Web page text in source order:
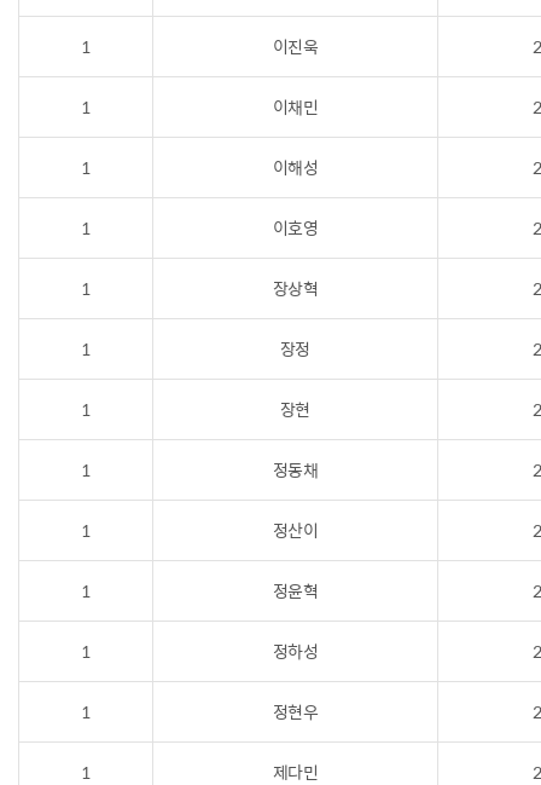
1 이진욱
1 이채민
1 이해성
1 이호영
1 장상혁
1 장정
1 장현
1 정동채
1 정산이
1 정윤혁
1 정하성
1 정현우
1 제다민